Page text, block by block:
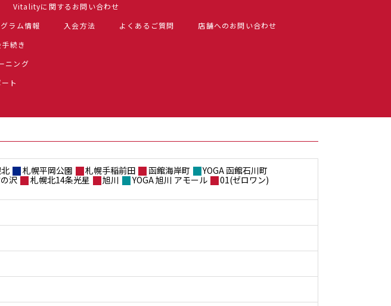
Vitalityに関するお問い合わせ
ラム情報 入会方法 よくあるご質問
店舗へのお問い合わせ
続き
ニング
ト
札幌平岡公園 札幌手稲前田 函館海岸町
YOGA 函館石川町
沢 札幌北14条光星 旭川 YOGA 旭川 アモール
01(ゼロワン)